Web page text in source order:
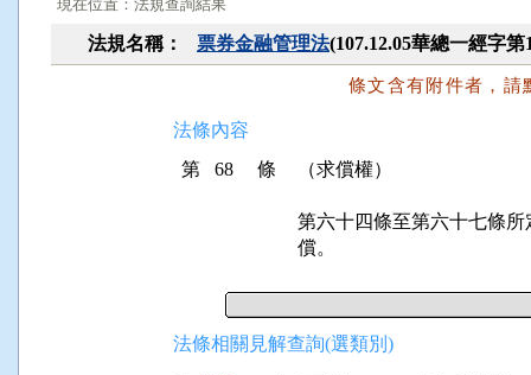
現在位置：法規查詢結果
法規名稱： 票券金融管理法(107.12.05華總一經字
條文含有附件者，請
法條內容
第 68 條
（求償權）
第六十四條至第六十七條
償。
法條相關見解查詢(選類別)